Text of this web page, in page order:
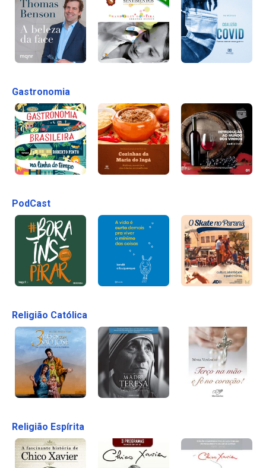
Gastronomia
PodCast
Religião Católica
Religião Espírita